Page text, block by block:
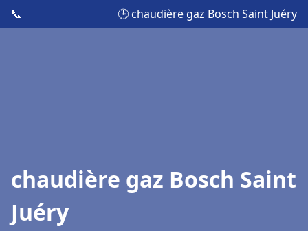
📞 🕒 chaudière gaz Bosch Saint Juéry
chaudière gaz Bosch Saint
Juéry